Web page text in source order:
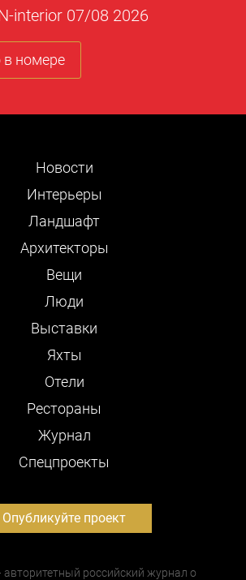
interior 07/08 2026
в номере
Новости
Интерьеры
Ландшафт
Архитекторы
Вещи
Люди
Выставки
Яхты
Отели
Рестораны
Журнал
Cпецпроекты
Опубликуйте проект
авторитетный российский журнал о